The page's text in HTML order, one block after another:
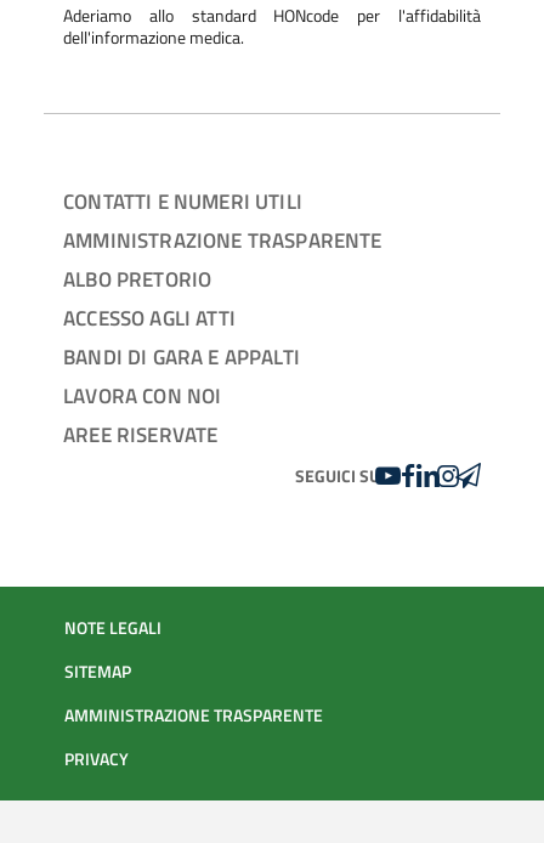
Aderiamo allo standard HONcode per l'affidabilità
dell'informazione medica.
CONTATTI E NUMERI UTILI
AMMINISTRAZIONE TRASPARENTE
ALBO PRETORIO
ACCESSO AGLI ATTI
BANDI DI GARA E APPALTI
LAVORA CON NOI
AREE RISERVATE
SEGUICI SUYOUTUBE
FACEBOOK
LINKEDIN
INSTAGRAM
NOTE LEGALI
SITEMAP
AMMINISTRAZIONE TRASPARENTE
PRIVACY